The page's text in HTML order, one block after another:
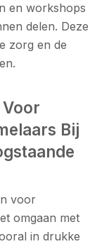
en workshops
delen. Deze
zorg en de
Bij
voor
omgaan met
in drukke